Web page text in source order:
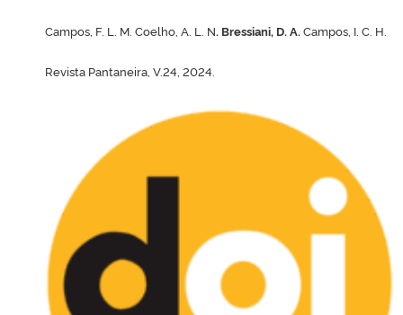
Campos, F. L. M. Coelho, A. L. N. Bressiani, D. A. Campos, I. C. H.
Revista Pantaneira, V.24, 2024.